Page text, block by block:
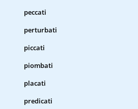
peccati
perturbati
piccati
piombati
placati
predicati